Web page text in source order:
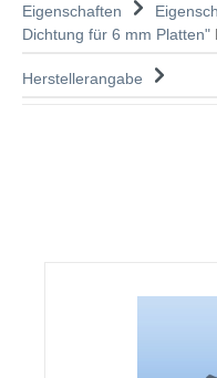
Eigenschaften
Dichtung für 6 mm Platten"
Herstellerangabe